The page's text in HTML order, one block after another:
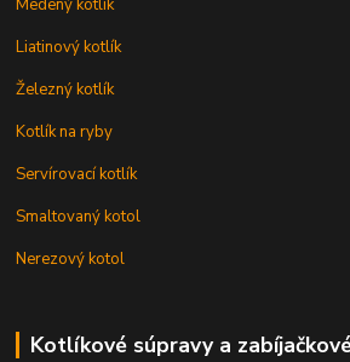
Medený kotlík
Liatinový kotlík
Železný kotlík
Kotlík na ryby
Servírovací kotlík
Smaltovaný kotol
Nerezový kotol
Kotlíkové súpravy a